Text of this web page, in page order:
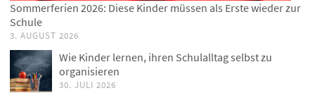
Sommerferien 2026: Diese Kinder müssen als Erste wieder zur
Schule
3. AUGUST 2026
Wie Kinder lernen, ihren Schulalltag selbst zu
organisieren
30. JULI 2026